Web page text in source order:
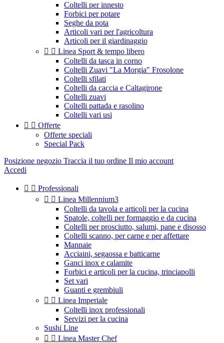
Coltelli per innesto
Forbici per potare
Seghe da pota
Articoli vari per l'agricoltura
Articoli per il giardinaggio
  Linea Sport & tempo libero
Coltelli da tasca in corno
Coltelli Zuavi "La Morgia" Frosolone
Coltelli sfilati
Coltelli da caccia e Caltagirone
Coltelli zuavi
Coltelli pattada e rasolino
Coltelli vari usi
  Offerte
Offerte speciali
Special Pack
Posizione negozio Traccia il tuo ordine Il mio account
Accedi
  Professionali
  Linea Millennium3
Coltelli da tavola e articoli per la cucina
Spatole, coltelli per formaggio e da cucina
Coltelli per prosciutto, salumi, pane e disosso
Coltelli scanno, per carne e per affettare
Mannaie
Acciaini, segaossa e batticarne
Ganci inox e calamite
Forbici e articoli per la cucina, trinciapolli
Set vari
Guanti e grembiuli
  Linea Imperiale
Coltelli inox professionali
Servizi per la cucina
Sushi Line
  Linea Master Chef